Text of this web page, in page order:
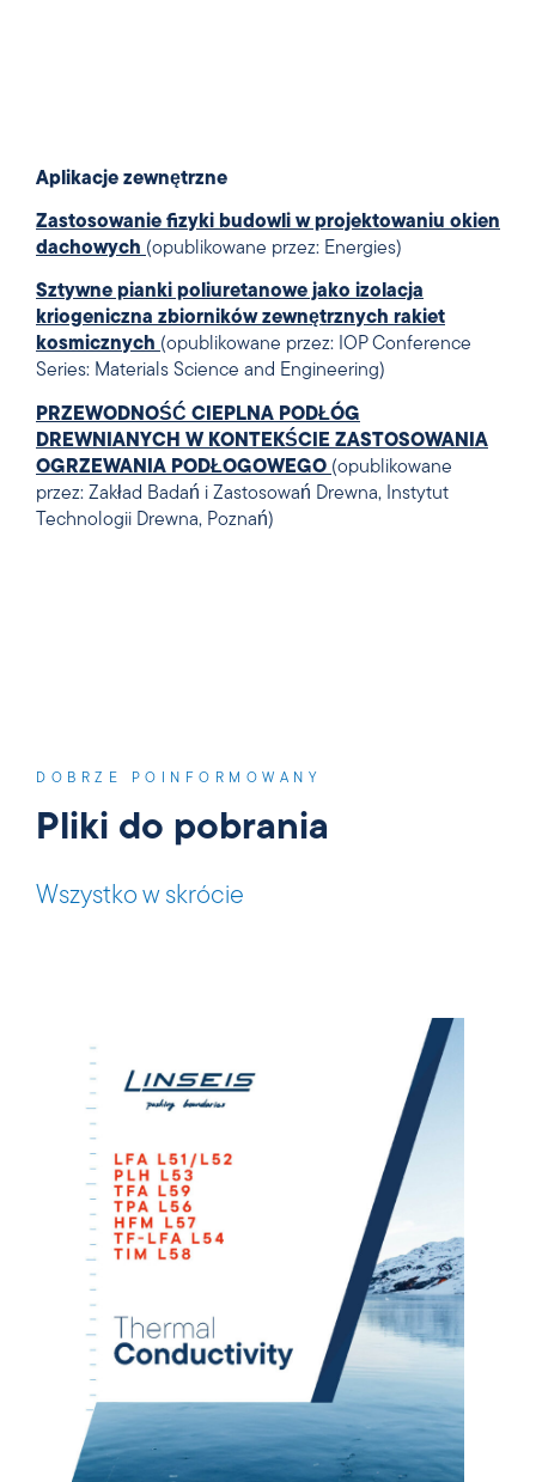
Aplikacje zewnętrzne
Zastosowanie fizyki budowli w projektowaniu okien
dachowych (opublikowane przez: Energies)
Sztywne pianki poliuretanowe jako izolacja
kriogeniczna zbiorników zewnętrznych rakiet
kosmicznych (opublikowane przez: IOP Conference
Series: Materials Science and Engineering)
PRZEWODNOŚĆ CIEPLNA PODŁÓG
DREWNIANYCH W KONTEKŚCIE ZASTOSOWANIA
OGRZEWANIA PODŁOGOWEGO (opublikowane
przez: Zakład Badań i Zastosowań Drewna, Instytut
Technologii Drewna, Poznań)
DOBRZE POINFORMOWANY
Pliki do pobrania
Wszystko w skrócie